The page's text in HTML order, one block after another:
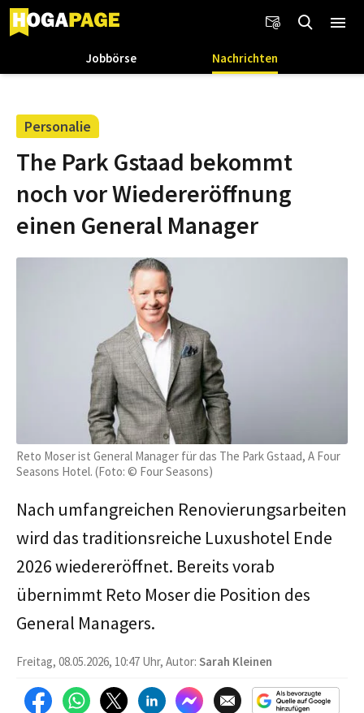
Jobbörse Nachrichten
Personalie
The Park Gstaad bekommt
noch vor Wiedereröffnung
einen General Manager
Reto Moser ist General Manager für das The Park Gstaad, A Four
Seasons Hotel. (Foto: © Four Seasons)
Nach umfangreichen Renovierungsarbeiten
wird das traditionsreiche Luxushotel Ende
2026 wiedereröffnet. Bereits vorab
übernimmt Reto Moser die Position des
General Managers.
Freitag, 08.05.2026, 10:47 Uhr, Autor: Sarah Kleinen